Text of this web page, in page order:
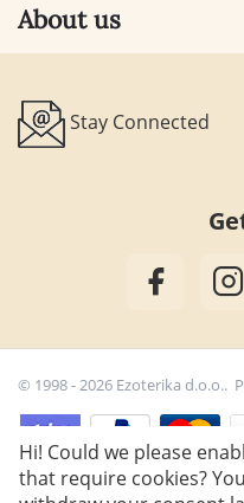
17,00€
About us
Stay Connected
© 1998 - 2026 Ezoterika d.o.o..
Hi! Could we please
that require cookies?